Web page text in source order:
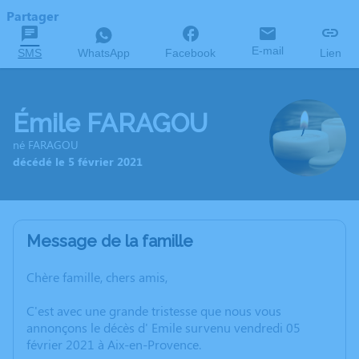
Partager
SMS WhatsApp Facebook E-mail Lien
Émile FARAGOU
né FARAGOU
décédé le 5 février 2021
Message de la famille
Chère famille, chers amis,
C'est avec une grande tristesse que nous vous
annonçons le décès d' Emile survenu vendredi 05
février 2021 à Aix-en-Provence.